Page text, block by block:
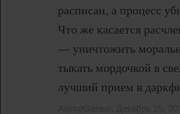
расписан, а процесс
Что же касается
— уничтожить
тыкать мордочкой в
лучший прием в